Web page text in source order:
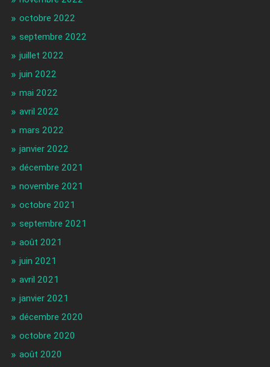
octobre 2022
septembre 2022
juillet 2022
juin 2022
mai 2022
avril 2022
mars 2022
janvier 2022
décembre 2021
novembre 2021
octobre 2021
septembre 2021
août 2021
juin 2021
avril 2021
janvier 2021
décembre 2020
octobre 2020
août 2020